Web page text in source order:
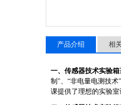
产品介绍 相
一、 传感器技术实验箱
制"、“非电量电测技
课提供了理想的实验